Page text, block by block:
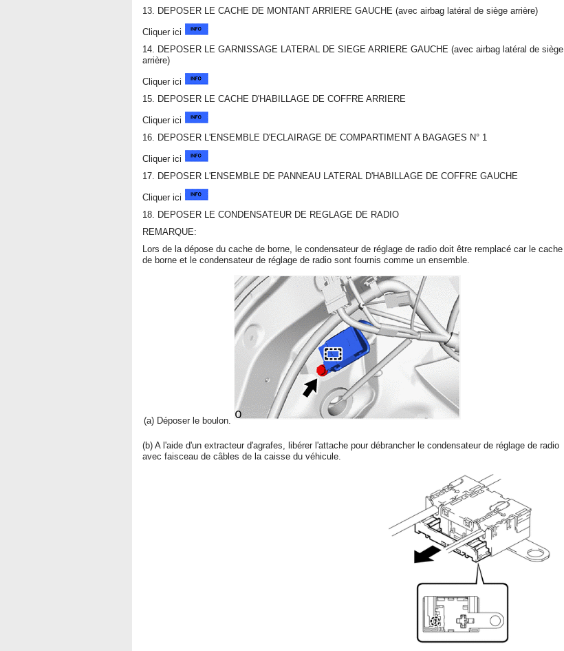
13. DEPOSER LE CACHE DE MONTANT ARRIERE GAUCHE (avec airbag latéral de siège arrière)
Cliquer ici
14. DEPOSER LE GARNISSAGE LATERAL DE SIEGE ARRIERE GAUCHE (avec airbag latéral de siège
arrière)
Cliquer ici
15. DEPOSER LE CACHE D'HABILLAGE DE COFFRE ARRIERE
Cliquer ici
16. DEPOSER L'ENSEMBLE D'ECLAIRAGE DE COMPARTIMENT A BAGAGES N° 1
Cliquer ici
17. DEPOSER L'ENSEMBLE DE PANNEAU LATERAL D'HABILLAGE DE COFFRE GAUCHE
Cliquer ici
18. DEPOSER LE CONDENSATEUR DE REGLAGE DE RADIO
REMARQUE:
Lors de la dépose du cache de borne, le condensateur de réglage de radio doit être remplacé car le cache
de borne et le condensateur de réglage de radio sont fournis comme un ensemble.
(a) Déposer le boulon.
(b) A l'aide d'un extracteur d'agrafes, libérer l'attache pour débrancher le condensateur de réglage de radio
avec faisceau de câbles de la caisse du véhicule.